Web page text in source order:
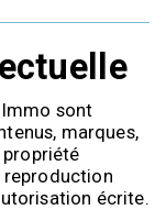
Immo sont
marques,
reproduction
écrite.